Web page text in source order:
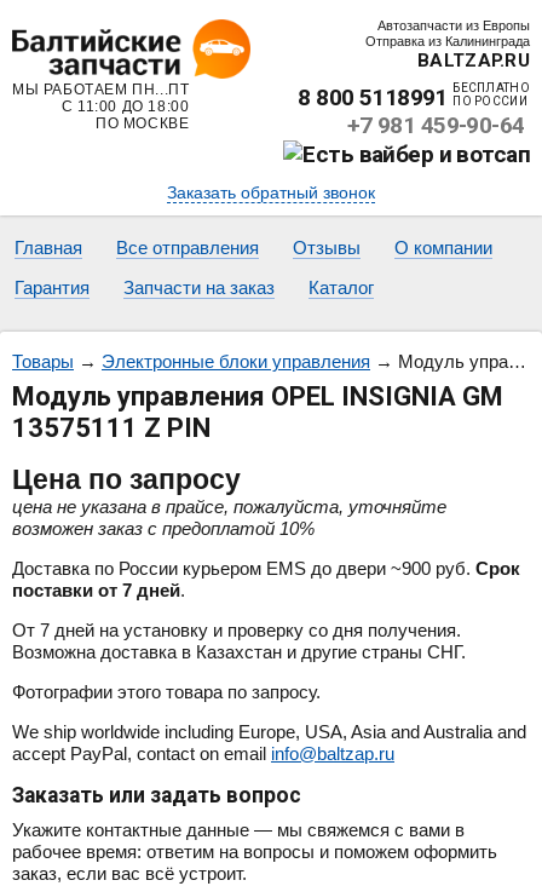
Автозапчасти из Европы
Отправка из Калининграда
BALTZAP.RU
МЫ РАБОТАЕМ ПН...ПТ
С 11:00 ДО 18:00
ПО МОСКВЕ
8 800 5118991
БЕСПЛАТНО
ПО РОССИИ
+7 981 459-90-64
Заказать обратный звонок
Главная Все отправления Отзывы
О компании
Гарантия
Запчасти на заказ Каталог
Товары → Электронные блоки управления → Модуль управления OPEL INSIGNIA GM 13575111 Z PIN
Модуль управления OPEL INSIGNIA GM
13575111 Z PIN
Цена по запросу
цена не указана в прайсе, пожалуйста, уточняйте
возможен заказ с предоплатой 10%
Доставка по России курьером EMS до двери ~900 руб. Срок
поставки от 7 дней.
От 7 дней на установку и проверку со дня получения.
Возможна доставка в Казахстан и другие страны СНГ.
Фотографии этого товара по запросу.
We ship worldwide including Europe, USA, Asia and Australia and
accept PayPal, contact on email info@baltzap.ru
Заказать или задать вопрос
Укажите контактные данные — мы свяжемся с вами в
рабочее время: ответим на вопросы и поможем оформить
заказ, если вас всё устроит.